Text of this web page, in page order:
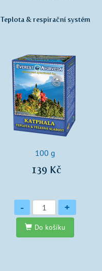
Teplota & respirační systém
100 g
139 Kč
Množství
- +
Do košíku